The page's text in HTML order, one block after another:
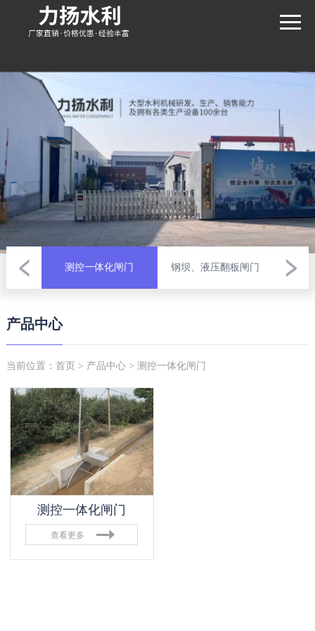
测控一体化闸门 钢坝、液压翻板闸门
产品中心
当前位置： 首页 > 产品中心> 测控一体化闸门
测控一体化闸门
查看更多